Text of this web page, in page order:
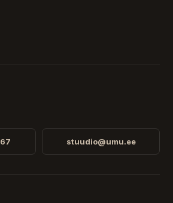
stuudio@umu.ee